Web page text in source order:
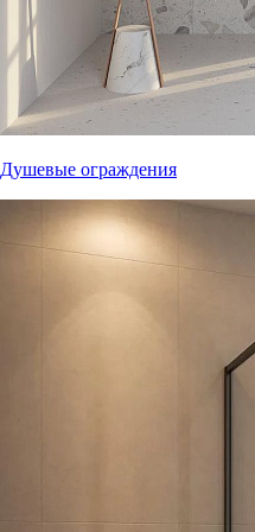
Душевые ограждения